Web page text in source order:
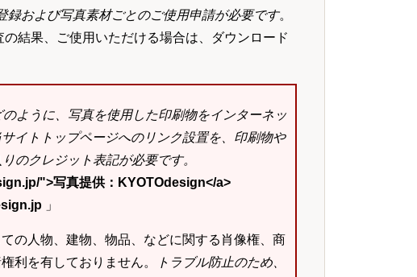
録および写真素材ごとのご使用申請が必要です。
結果、ご使用いただける場合は、ダウンロード
ように、写真を使用した印刷物をインターネッ
イトトップページへのリンク設置を、印刷物や
のクレジット表記が必要です。
">写真提供：KYOTOdesign</a>
」
の人物、建物、物品、などに関する肖像権、商
利を有しておりません。
トラブル防止のため、